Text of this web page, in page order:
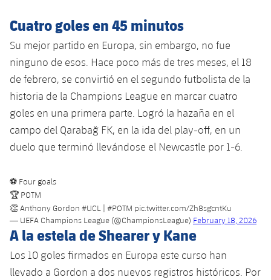
Accesibilidad
Acreditaciones
Instalaciones
SUB8 B
Fotos
Historia
Palmarés
Fotos
Infantil A
Infantil B
Entradas
Resultados
Clasificaciones
Jugadors
Fotos
Palmarés
Historia
Calendario
Resultados
Jugadores
Clasificaciones
Actualidad
Juvenil
Cadete
Infantil
Campus Verano
PLUSICON
MÁS
Primer equipo
Actualidad
Resultados
Clasificaciones
Barça Atlètic
plusicon
más
Resultados
Jugadores
plusicon
más
Actualidad
Barça C
Campus Verano
PLUSICON
MÁS
Información general
plusicon
más
Cuatro goles en 45 minutos
Su mejor partido en Europa, sin embargo, no fue
ninguno de esos. Hace poco más de tres meses, el 18
de febrero, se convirtió en el segundo futbolista de la
historia de la Champions League en marcar cuatro
goles en una primera parte. Logró la hazaña en el
campo del Qarabağ FK, en la ida del play-off, en un
duelo que terminó llevándose el Newcastle por 1-6.
⚽ Four goals
🏆 POTM
👏 Anthony Gordon #UCL | #POTM pic.twitter.com/Zh8sgcntKu
— UEFA Champions League (@ChampionsLeague) February 18, 2026
A la estela de Shearer y Kane
Los 10 goles firmados en Europa este curso han
llevado a Gordon a dos nuevos registros históricos. Por